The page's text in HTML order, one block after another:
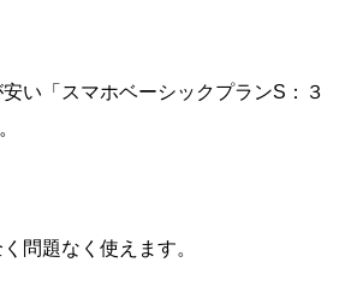
い「スマホベーシックプランS：３
問題なく使えます。